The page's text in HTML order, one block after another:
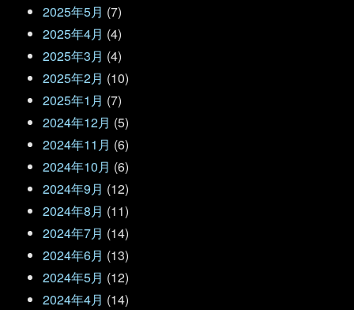
2025年5月 (7)
2025年4月 (4)
2025年3月 (4)
2025年2月 (10)
2025年1月 (7)
2024年12月 (5)
2024年11月 (6)
2024年10月 (6)
2024年9月 (12)
2024年8月 (11)
2024年7月 (14)
2024年6月 (13)
2024年5月 (12)
2024年4月 (14)